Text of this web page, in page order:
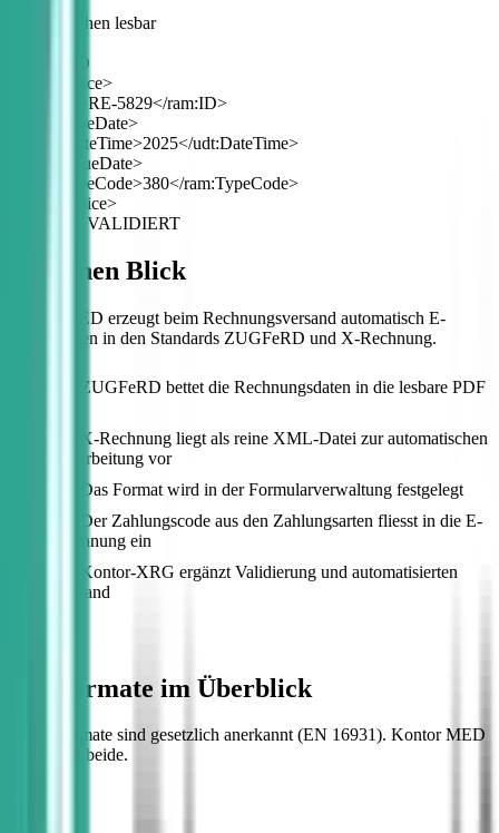
Für Menschen lesbar
ZUGFeRD
<ram:Invoice>
<ram:ID>RE-5829</ram:ID>
<ram:IssueDate>
<udt:DateTime>2025</udt:DateTime>
</ram:IssueDate>
<ram:TypeCode>380</ram:TypeCode>
</ram:Invoice>
EN 16931 VALIDIERT
Auf einen Blick
Kontor MED erzeugt beim Rechnungsversand automatisch E-
Rechnungen in den Standards ZUGFeRD und X-Rechnung.
ZUGFeRD bettet die Rechnungsdaten in die lesbare PDF
X-Rechnung liegt als reine XML-Datei zur automatischen
Verarbeitung vor
Das Format wird in der Formularverwaltung festgelegt
Der Zahlungscode aus den Zahlungsarten fliesst in die E-
Rechnung ein
Kontor-XRG ergänzt Validierung und automatisierten
Versand
Die Formate im Überblick
Beide Formate sind gesetzlich anerkannt (EN 16931). Kontor MED
unterstützt beide.